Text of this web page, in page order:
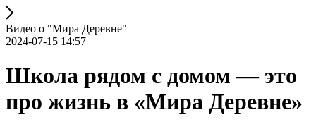
Видео о "Мира Деревне"
2024-07-15 14:57
Школа рядом с домом — это
про жизнь в «Мира Деревне»